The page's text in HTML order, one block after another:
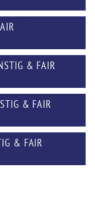
& FAIR
& FAIR
& FAIR